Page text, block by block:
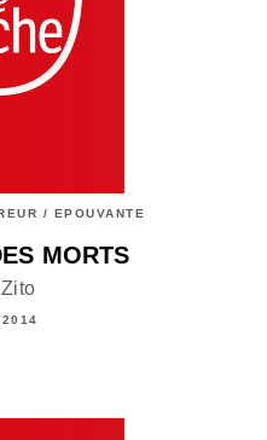
/ EPOUVANTE
MORTS